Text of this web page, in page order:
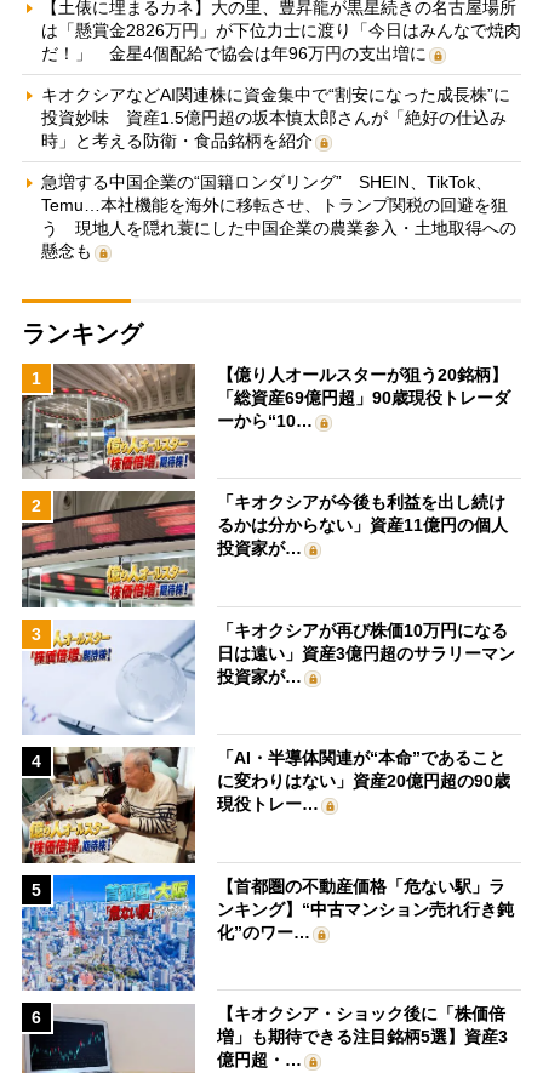
【土俵に埋まるカネ】大の里、豊昇龍が黒星続きの名古屋場所
は「懸賞金2826万円」が下位力士に渡り「今日はみんなで焼肉
だ！」 金星4個配給で協会は年96万円の支出増に
キオクシアなどAI関連株に資金集中で“割安になった成長株”に
投資妙味 資産1.5億円超の坂本慎太郎さんが「絶好の仕込み
時」と考える防衛・食品銘柄を紹介
急増する中国企業の“国籍ロンダリング” SHEIN、TikTok、
Temu…本社機能を海外に移転させ、トランプ関税の回避を狙
う 現地人を隠れ蓑にした中国企業の農業参入・土地取得への
懸念も
ランキング
1
【億り人オールスターが狙う20銘柄】
「総資産69億円超」90歳現役トレーダ
ーから“10…
2
「キオクシアが今後も利益を出し続け
るかは分からない」資産11億円の個人
投資家が…
3
「キオクシアが再び株価10万円になる
日は遠い」資産3億円超のサラリーマン
投資家が…
4
「AI・半導体関連が“本命”であること
に変わりはない」資産20億円超の90歳
現役トレー…
5
【首都圏の不動産価格「危ない駅」ラ
ンキング】“中古マンション売れ行き鈍
化”のワー…
6
【キオクシア・ショック後に「株価倍
増」も期待できる注目銘柄5選】資産3
億円超・…